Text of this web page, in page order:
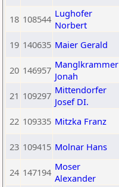
18 108544 Lughofer
Norbert
19 140635 Maier Gerald
20 146957 Manglkrammer
Jonah
21 109297 Mittendorfer
Josef DI.
22 109335 Mitzka Franz
23 109415 Molnar Hans
24 147194 Moser
Alexander